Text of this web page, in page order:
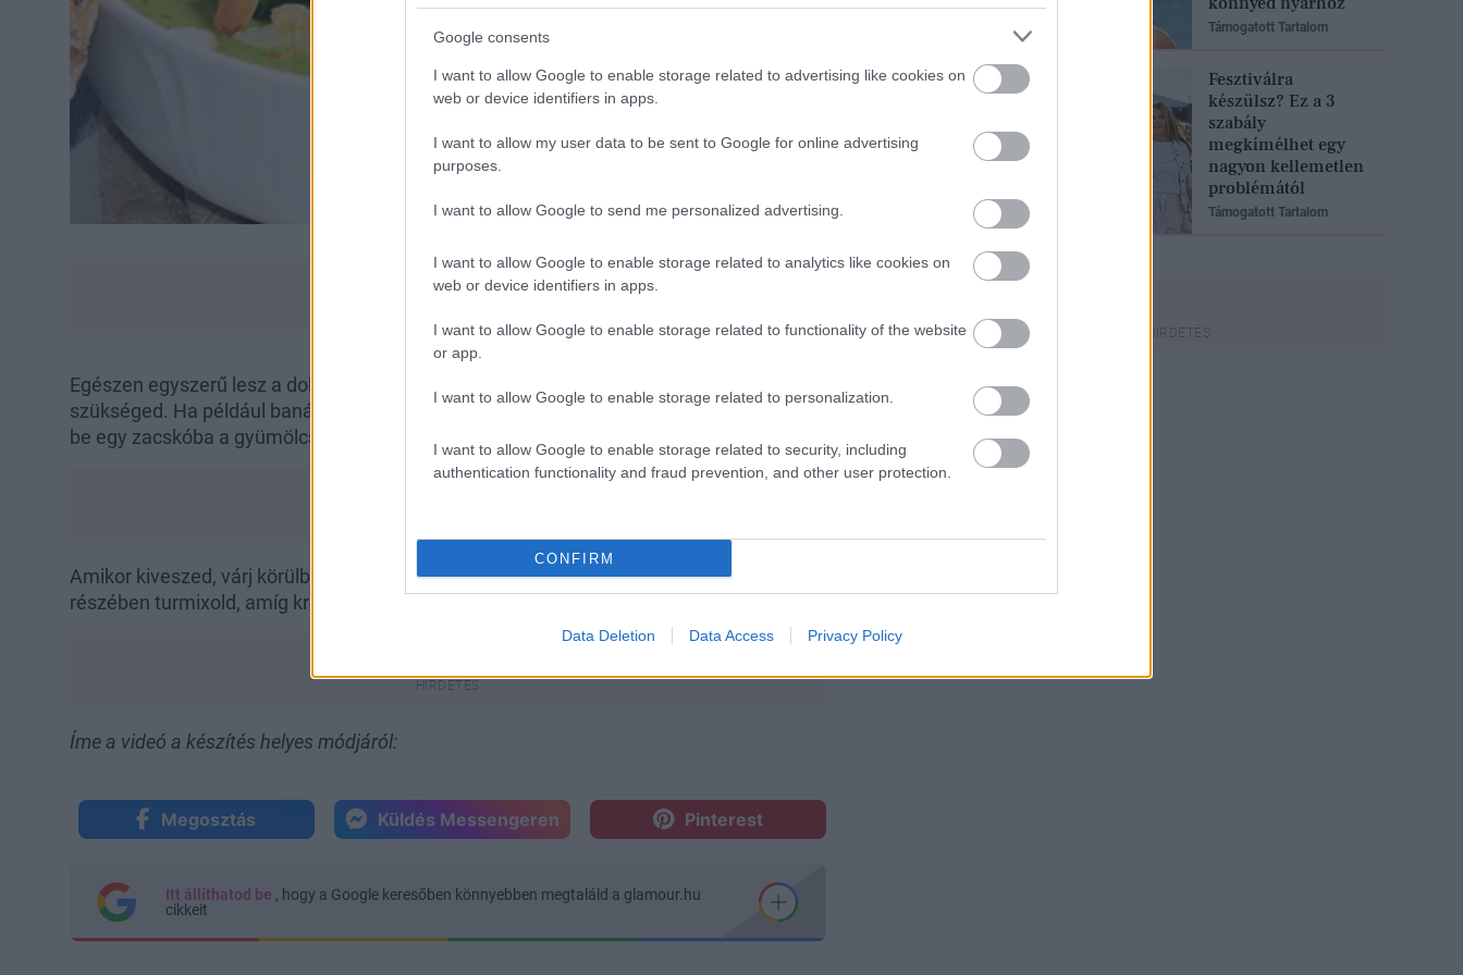
Google consents
I want to allow Google to enable storage related to advertising like cookies on
web or device identifiers in apps.
I want to allow my user data to be sent to Google for online advertising
purposes.
I want to allow Google to send me personalized advertising.
I want to allow Google to enable storage related to analytics like cookies on
web or device identifiers in apps.
I want to allow Google to enable storage related to functionality of the website
or app.
I want to allow Google to enable storage related to personalization.
I want to allow Google to enable storage related to security, including
authentication functionality and fraud prevention, and other user protection.
CONFIRM
Data Deletion Data Access Privacy Policy
Egészen egyszerű lesz a dolgod, ugyanis csupán fagyasztott gyümölcsre lesz
szükséged. Ha például banánból készítesz fagylaltot, akkor vágd karikákra, majd tedd
be egy zacskóba a gyümölcsöt, és hagyd a fagyasztóban éjszakára.
Amikor kiveszed, várj körülbelül 15 percet, hogy kicsit kiolvadjon, majd a botmixer késes
részében turmixold, amíg krémes nem lesz. És kész is!
Íme a videó a készítés helyes módjáról:
Megosztás Küldés Messengeren Pinterest
Itt állíthatod be , hogy a Google keresőben könnyebben megtaláld a glamour.hu
cikkeit
Támogatott Tartalom
Fesztiválra
készülsz? Ez a 3
szabály
megkímélhet egy
nagyon kellemetlen
problémától
Támogatott Tartalom